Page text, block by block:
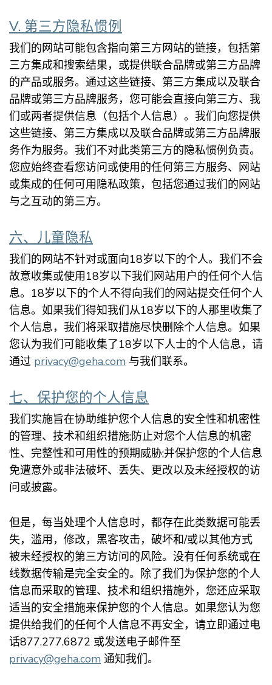
V. 第三方隐私惯例
我们的网站可能包含指向第三方网站的链接，包括第
三方集成和搜索结果，或提供联合品牌或第三方品牌
的产品或服务。通过这些链接、第三方集成以及联合
品牌或第三方品牌服务，您可能会直接向第三方、我
们或两者提供信息（包括个人信息）。我们向您提供
这些链接、第三方集成以及联合品牌或第三方品牌服
务作为服务。我们不对此类第三方的隐私惯例负责。
您应始终查看您访问或使用的任何第三方服务、网站
或集成的任何可用隐私政策，包括您通过我们的网站
与之互动的第三方。
六、儿童隐私
我们的网站不针对或面向18岁以下的个人。我们不会
故意收集或使用18岁以下我们网站用户的任何个人信
息。18岁以下的个人不得向我们的网站提交任何个人
信息。如果我们得知我们从18岁以下的人那里收集了
个人信息，我们将采取措施尽快删除个人信息。如果
您认为我们可能收集了18岁以下人士的个人信息，请
通过 privacy@geha.com 与我们联系。
七、保护您的个人信息
我们实施旨在协助维护您个人信息的安全性和机密性
的管理、技术和组织措施;防止对您个人信息的机密
性、完整性和可用性的预期威胁;并保护您的个人信息
免遭意外或非法破坏、丢失、更改以及未经授权的访
问或披露。
但是，每当处理个人信息时，都存在此类数据可能丢
失，滥用，修改，黑客攻击，破坏和/或以其他方式
被未经授权的第三方访问的风险。没有任何系统或在
线数据传输是完全安全的。除了我们为保护您的个人
信息而采取的管理、技术和组织措施外，您还应采取
适当的安全措施来保护您的个人信息。如果您认为您
提供给我们的任何个人信息不再安全，请立即通过电
话877.277.6872 或发送电子邮件至
privacy@geha.com 通知我们。